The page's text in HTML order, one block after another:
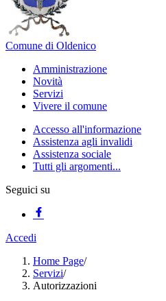
Comune di Oldenico
Amministrazione
Novità
Servizi
Vivere il comune
Accesso all'informazione
Assistenza agli invalidi
Assistenza sociale
Tutti gli argomenti...
Seguici su
Accedi
Home Page/
Servizi/
Autorizzazioni